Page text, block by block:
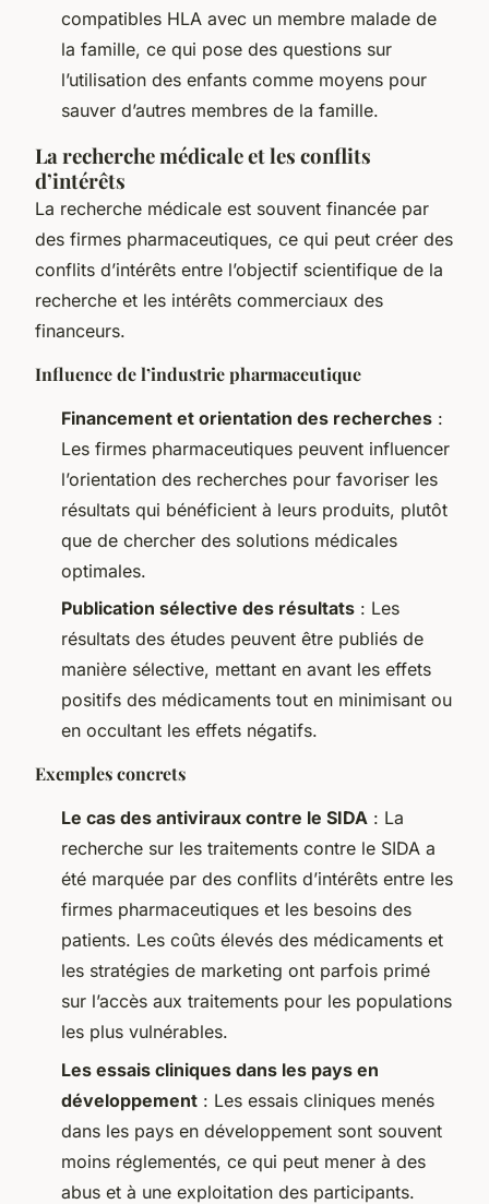
compatibles HLA avec un membre malade de
la famille, ce qui pose des questions sur
l’utilisation des enfants comme moyens pour
sauver d’autres membres de la famille.
La recherche médicale et les conflits
d’intérêts
La recherche médicale est souvent financée par
des firmes pharmaceutiques, ce qui peut créer des
conflits d’intérêts entre l’objectif scientifique de la
recherche et les intérêts commerciaux des
financeurs.
Influence de l’industrie pharmaceutique
Financement et orientation des recherches :
Les firmes pharmaceutiques peuvent influencer
l’orientation des recherches pour favoriser les
résultats qui bénéficient à leurs produits, plutôt
que de chercher des solutions médicales
optimales.
Publication sélective des résultats : Les
résultats des études peuvent être publiés de
manière sélective, mettant en avant les effets
positifs des médicaments tout en minimisant ou
en occultant les effets négatifs.
Exemples concrets
Le cas des antiviraux contre le SIDA : La
recherche sur les traitements contre le SIDA a
été marquée par des conflits d’intérêts entre les
firmes pharmaceutiques et les besoins des
patients. Les coûts élevés des médicaments et
les stratégies de marketing ont parfois primé
sur l’accès aux traitements pour les populations
les plus vulnérables.
Les essais cliniques dans les pays en
développement : Les essais cliniques menés
dans les pays en développement sont souvent
moins réglementés, ce qui peut mener à des
abus et à une exploitation des participants.